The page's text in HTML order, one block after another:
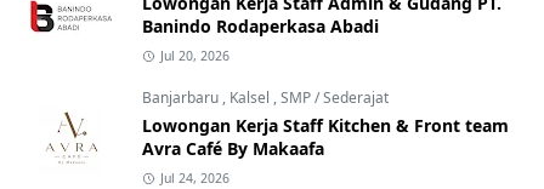
Banindo Rodaperkasa Abadi
Jul 20, 2026
Banjarbaru , Kalsel ,SMP / Sederajat
Lowongan Kerja Staff Kitchen & Front team
Avra Café By Makaafa
Jul 24, 2026